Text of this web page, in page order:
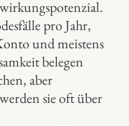
pro Jahr,
und meistens
belegen
aber
sie oft über